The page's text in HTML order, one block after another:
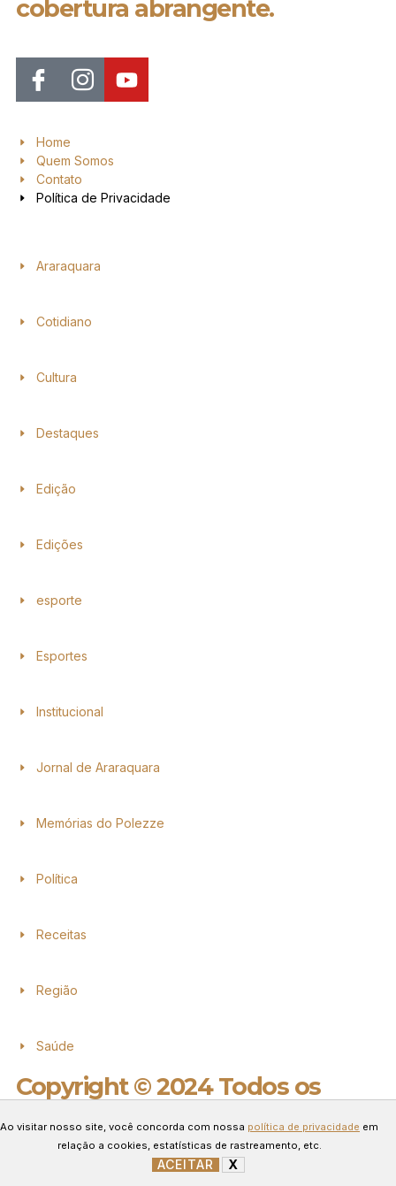
cobertura abrangente.
Home
Quem Somos
Contato
Política de Privacidade
Araraquara
Cotidiano
Cultura
Destaques
Edição
Edições
esporte
Esportes
Institucional
Jornal de Araraquara
Memórias do Polezze
Política
Receitas
Região
Saúde
Copyright © 2024 Todos os
Desenvolvido por Connect Web
Ao visitar nosso site, você concorda com nossa política de privacidade em
relação a cookies, estatísticas de rastreamento, etc.
ACEITAR X
GERENCIAR COOKIES